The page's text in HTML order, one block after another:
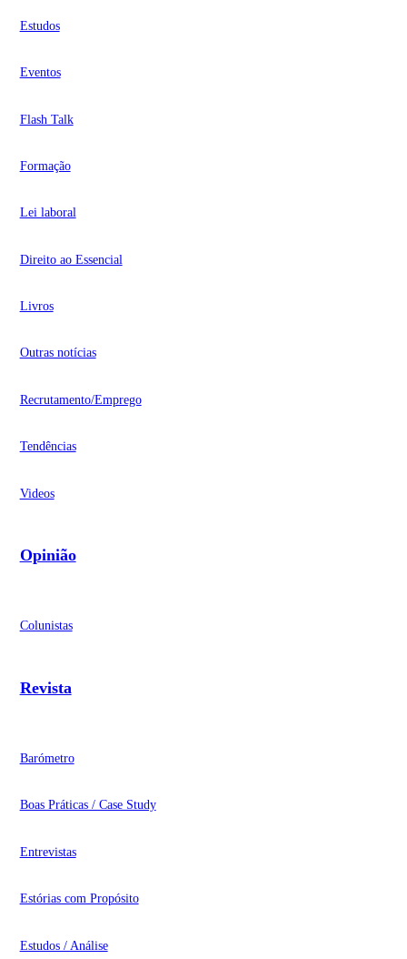
Estudos
Eventos
Flash Talk
Formação
Lei laboral
Direito ao Essencial
Livros
Outras notícias
Recrutamento/Emprego
Tendências
Videos
Opinião
Colunistas
Revista
Barómetro
Boas Práticas / Case Study
Entrevistas
Estórias com Propósito
Estudos / Análise